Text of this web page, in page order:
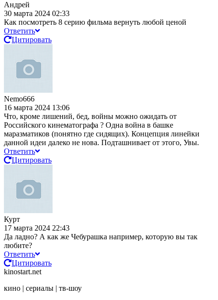
Андрей
30 марта 2024 02:33
Как посмотреть 8 серию фильма вернуть любой ценой
Ответить
Цитировать
Nemo666
16 марта 2024 13:06
Что, кроме лишений, бед, войны можно ожидать от
Российского кинематографа ? Одна война в башке
маразматиков (понятно где сидящих). Концепция линейки
данной идеи далеко не нова. Подташнивает от этого, Увы.
Ответить
Цитировать
Курт
17 марта 2024 22:43
Да ладно? А как же Чебурашка например, которую вы так
любите?
Ответить
Цитировать
kinostart.net
кино | сериалы | тв-шоу